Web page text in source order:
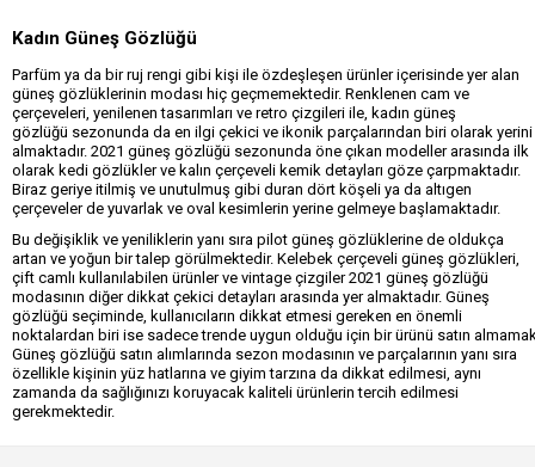
Kadın Güneş Gözlüğü
Parfüm ya da bir ruj rengi gibi kişi ile özdeşleşen ürünler içerisinde yer alan
güneş gözlüklerinin modası hiç geçmemektedir. Renklenen cam ve
çerçeveleri, yenilenen tasarımları ve retro çizgileri ile, kadın güneş
gözlüğü sezonunda da en ilgi çekici ve ikonik parçalarından biri olarak yerini
almaktadır. 2021 güneş gözlüğü sezonunda öne çıkan modeller arasında ilk
olarak kedi gözlükler ve kalın çerçeveli kemik detayları göze çarpmaktadır.
Biraz geriye itilmiş ve unutulmuş gibi duran dört köşeli ya da altıgen
çerçeveler de yuvarlak ve oval kesimlerin yerine gelmeye başlamaktadır.
Bu değişiklik ve yeniliklerin yanı sıra pilot güneş gözlüklerine de oldukça
artan ve yoğun bir talep görülmektedir. Kelebek çerçeveli güneş gözlükleri,
çift camlı kullanılabilen ürünler ve vintage çizgiler 2021 güneş gözlüğü
modasının diğer dikkat çekici detayları arasında yer almaktadır. Güneş
gözlüğü seçiminde, kullanıcıların dikkat etmesi gereken en önemli
noktalardan biri ise sadece trende uygun olduğu için bir ürünü satın
Güneş gözlüğü satın alımlarında sezon modasının ve parçalarının yanı sıra
özellikle kişinin yüz hatlarına ve giyim tarzına da dikkat edilmesi, aynı
zamanda da sağlığınızı koruyacak kaliteli ürünlerin tercih edilmesi
gerekmektedir.